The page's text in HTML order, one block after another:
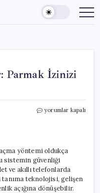
Parmak İzinizi
Yakın
Tehlikeye
Atabilir!
için
yorumlar kapalı
yöntemi oldukça
sistemin güvenliği
ve akıllı telefonlarda
teknolojisi, gelişen
açığına dönüşebilir.